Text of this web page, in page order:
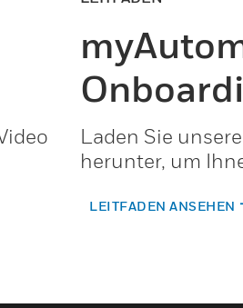
Laden Sie
herunter, um
LEITFADEN ANSEHEN